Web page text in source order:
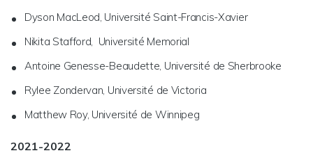
Dyson MacLeod, Université Saint-Francis-Xavier
Nikita Stafford, Université Memorial
Antoine Genesse-Beaudette, Université de Sherbrooke
Rylee Zondervan, Université de Victoria
Matthew Roy, Université de Winnipeg
2021-2022